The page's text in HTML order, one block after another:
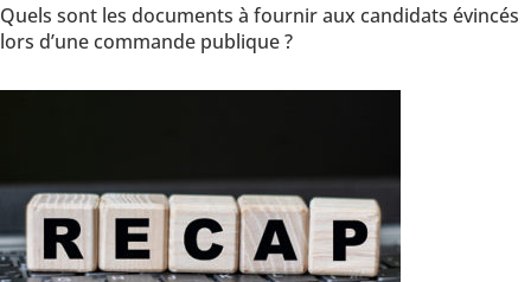
Quels sont les documents à fournir aux candidats évincés
lors d’une commande publique ?